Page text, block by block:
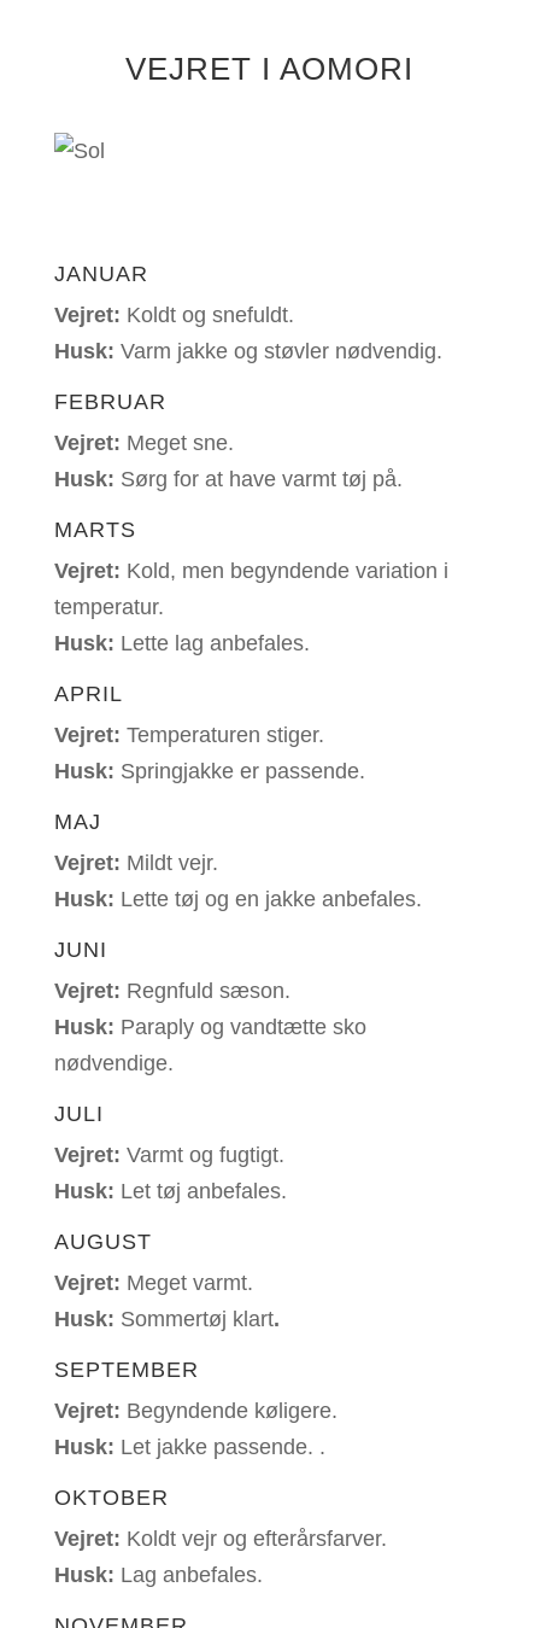
VEJRET I AOMORI
JANUAR
Vejret: Koldt og snefuldt.
Husk: Varm jakke og støvler nødvendig.
FEBRUAR
Vejret: Meget sne.
Husk: Sørg for at have varmt tøj på.
MARTS
Vejret: Kold, men begyndende variation i
temperatur.
Husk: Lette lag anbefales.
APRIL
Vejret: Temperaturen stiger.
Husk: Springjakke er passende.
MAJ
Vejret: Mildt vejr.
Husk: Lette tøj og en jakke anbefales.
JUNI
Vejret: Regnfuld sæson.
Husk: Paraply og vandtætte sko
nødvendige.
JULI
Vejret: Varmt og fugtigt.
Husk: Let tøj anbefales.
AUGUST
Vejret: Meget varmt.
Husk: Sommertøj klart.
SEPTEMBER
Vejret: Begyndende køligere.
Husk: Let jakke passende. .
OKTOBER
Vejret: Koldt vejr og efterårsfarver.
Husk: Lag anbefales.